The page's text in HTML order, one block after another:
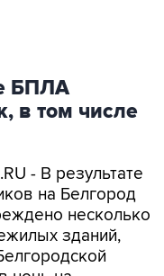
БПЛА
в том числе
- В результате
на Белгород
несколько
зданий,